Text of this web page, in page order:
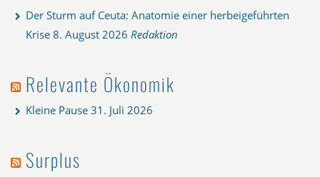
Der Sturm auf Ceuta: Anatomie einer herbeigeführten
Krise 8. August 2026 Redaktion
Relevante Ökonomik
Kleine Pause 31. Juli 2026
Surplus